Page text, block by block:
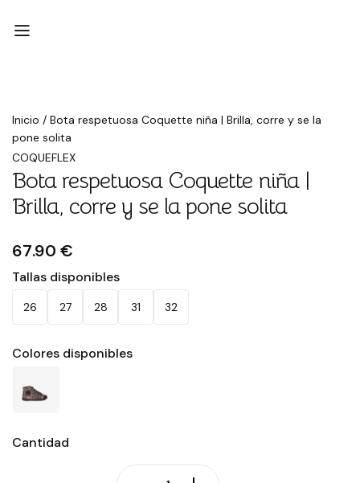
Inicio / Bota respetuosa Coquette niña | Brilla, corre y se la
pone solita
COQUEFLEX
Bota respetuosa Coquette niña |
Brilla, corre y se la pone solita
67.90 €
Tallas disponibles
26 27 28 31 32
Colores disponibles
Cantidad